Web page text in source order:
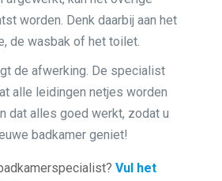
worden. Denk daarbij aan het
de wasbak of het toilet.
de afwerking. De specialist
alle leidingen netjes worden
dat alles goed werkt, zodat u
badkamer geniet!
Vul het